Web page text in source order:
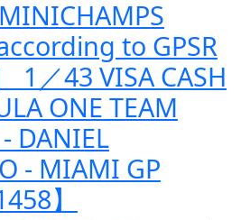
to GPSR
1／43 VISA CASH
ONE TEAM
DANIEL
- MIAMI GP
】